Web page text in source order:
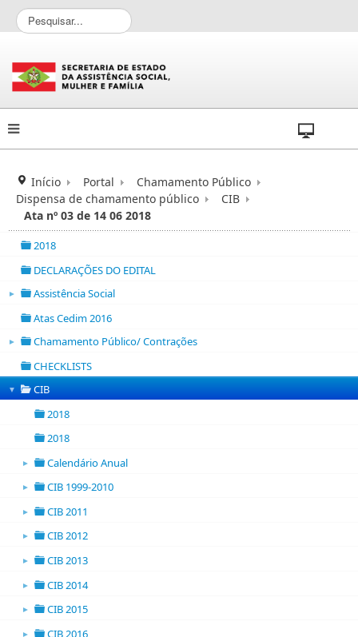
P
e
q
u
i
s
a
.
Início Portal
Chamamento Público
Dispensa de chamamento público
CIB
Ata nº 03 de 14 06 2018
2018
DECLARAÇÕES DO EDITAL
► Assistência Social
Atas Cedim 2016
► Chamamento Público/ Contrações
folder
CHECKLISTS
▼
folder
CIB
2018
2018
► Calendário Anual
► CIB 1999-2010
► CIB 2011
► CIB 2012
► CIB 2013
► CIB 2014
► CIB 2015
► CIB 2016